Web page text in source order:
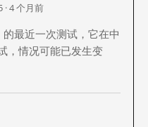
· 4 个月前
最近一次测试，它在中
，情况可能已发生变